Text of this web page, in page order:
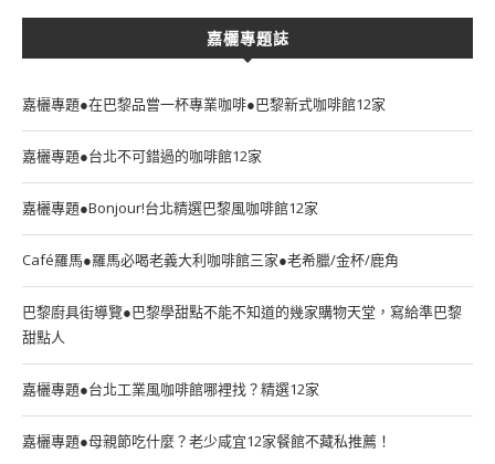
嘉欐專題誌
嘉欐專題●在巴黎品嘗一杯專業咖啡●巴黎新式咖啡館12家
嘉欐專題●台北不可錯過的咖啡館12家
嘉欐專題●Bonjour!台北精選巴黎風咖啡館12家
Café羅馬●羅馬必喝老義大利咖啡館三家●老希臘/金杯/鹿角
巴黎廚具街導覽●巴黎學甜點不能不知道的幾家購物天堂，寫給準巴黎
甜點人
嘉欐專題●台北工業風咖啡館哪裡找？精選12家
嘉欐專題●母親節吃什麼？老少咸宜12家餐館不藏私推薦！